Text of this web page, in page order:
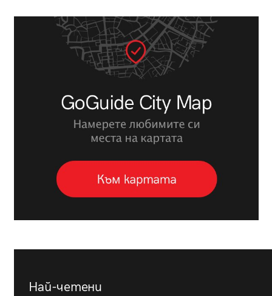
Най-четени